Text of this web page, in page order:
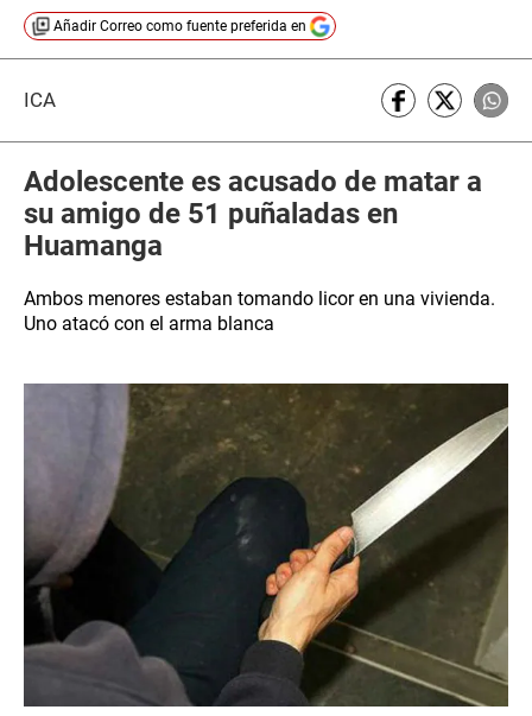
Añadir Correo como fuente preferida en
ICA
Adolescente es acusado de matar a
su amigo de 51 puñaladas en
Huamanga
Ambos menores estaban tomando licor en una vivienda.
Uno atacó con el arma blanca